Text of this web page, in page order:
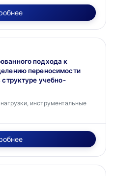
подхода к
переносимости
учебно-
инструментальные